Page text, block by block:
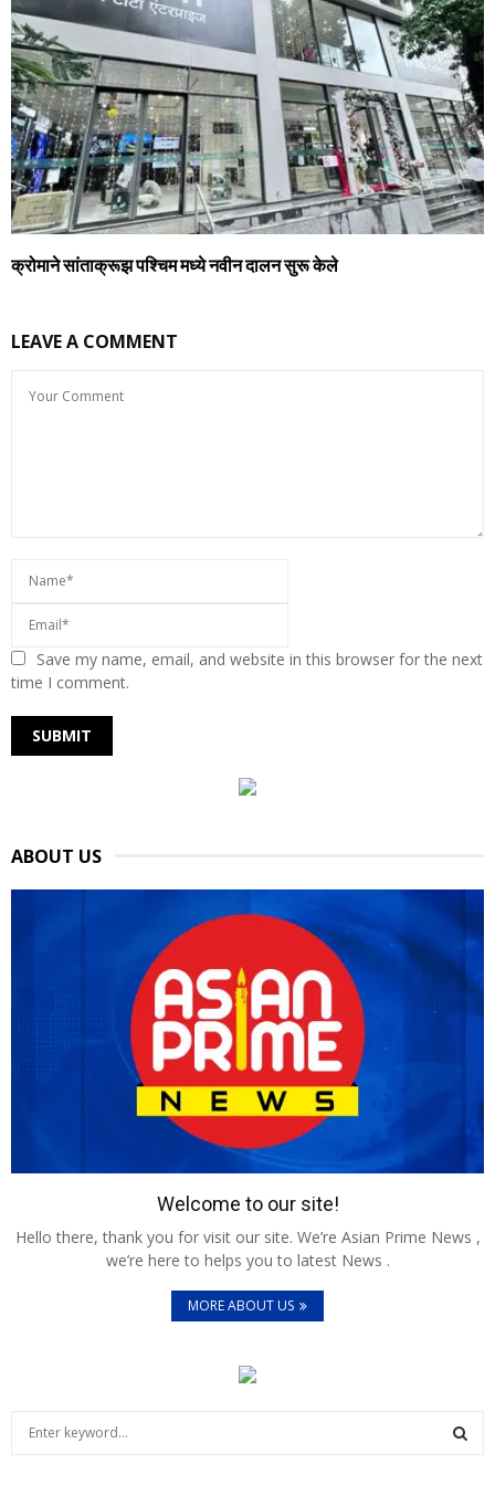
क्रोमाने सांताक्रूझ पश्चिम मध्ये नवीन दालन सुरू केले
LEAVE A COMMENT
Save my name, email, and website in this browser for the next
time I comment.
ABOUT US
Welcome to our site!
Hello there, thank you for visit our site. We’re Asian Prime News ,
we’re here to helps you to latest News .
MORE ABOUT US